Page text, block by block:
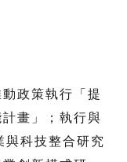
政策執行「提
畫」；執行與
與科技整合研究